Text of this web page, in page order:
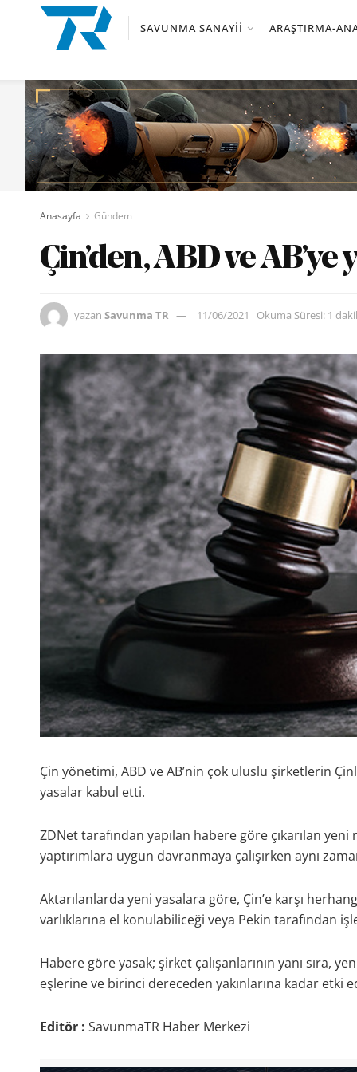
SAVUNMA SANAYII ARAŞTIRMA-
Anasayfa Gündem
Çin’den, ABD ve
yazan Savunma TR 11/06/2021 Okuma Süresi: 1
Çin yönetimi, ABD ve AB’nin çok uluslu şirketlerin
yasalar kabul etti.
ZDNet tarafından yapılan habere göre çıkarılan
yaptırımlara uygun davranmaya çalışırken aynı
Aktarılanlarda yeni yasalara göre, Çin’e karşı
varlıklarına el konulabiliceği veya Pekin tarafından
Habere göre yasak; şirket çalışanlarının yanı sıra,
eşlerine ve birinci dereceden yakınlarına kadar etki
Editör : SavunmaTR Haber Merkezi